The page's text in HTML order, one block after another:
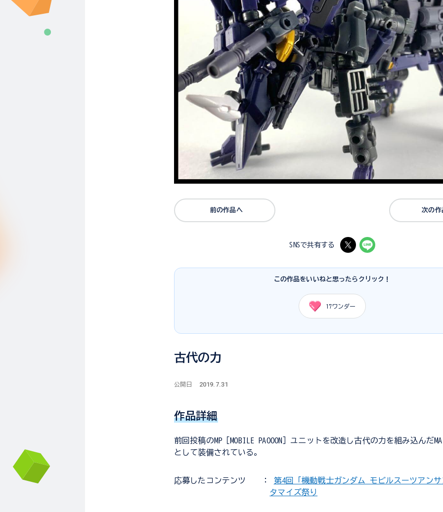
前の作品へ 次の作
SNSで共有する
この作品をいいねと思ったらクリック！
17ワンダー
古代の力
公開日 2019.7.31
作品詳細
前回投稿のMP［MOBILE PAOOON］ユニットを改造し古代の力を組み込んだ
として装備されている。
応募した コンテンツ ： 第4回「機動戦士ガンダム モビルスーツアン
タマイズ祭り